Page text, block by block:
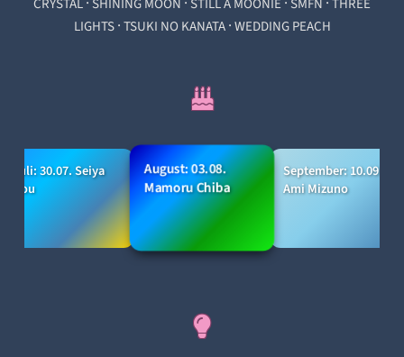
CRYSTAL SHINING MOON STILL A MOONIE SMFN THREE
LIGHTS·TSUKI NO KANATA·WEDDING PEACH
Juli: 30.07. Seiya
Kou
August: 03.08.
Mamoru Chiba
September: 10.09.
Ami Mizuno